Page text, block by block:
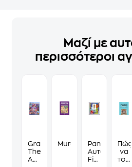
Μαζί με
περισσότεροι
Grand
Theft
Auto
MurdokuPanini
Αυτοκόλλητα
Fifa
Πώς
να
τους